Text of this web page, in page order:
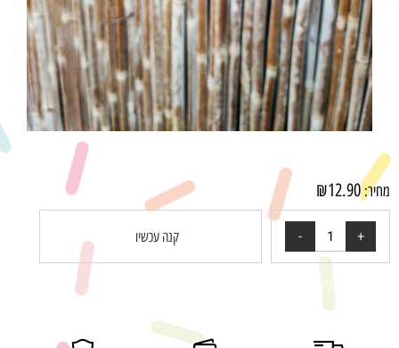
מחיר: ₪12.90
קנה עכשיו
רוצה להיות הראשון שמוסיף חוות דעת למוצר זה?